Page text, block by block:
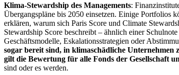
Klima-Stewardship des Managements:
Übergangspläne bis 2050 einsetzen. Einige Portfolios
erklären, warum sich Paris Score und Climate
Stewardship Score beschreibt – ähnlich einer
Geschäftsmodelle, Eskalationsstrategien oder
sogar bereit sind, in klimaschädliche Unternehmen
gilt die Bewertung für alle Fonds der Gesellschaft
sind oder es werden.